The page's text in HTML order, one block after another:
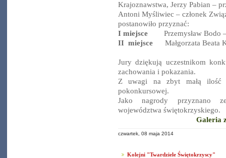
Krajoznawstwa, Jerzy Pabian –
Antoni Myśliwiec – członek
postanowiło przyznać:
I miejsce
Przemysław Bodo
II miejsce
Małgorzata Beata
Jury dziękują uczestnikom
zachowania i pokazania.
Z uwagi na zbyt małą ilość
pokonkursowej.
Jako nagrody przyznano
województwa świętokrzyskiego.
Galeria
czwartek, 08 maja 2014
Kolejni "Twardziele Świętokrzyscy"